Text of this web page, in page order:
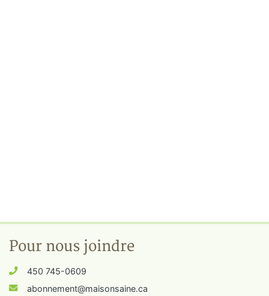
Pour nous joindre
450 745-0609
abonnement@maisonsaine.ca